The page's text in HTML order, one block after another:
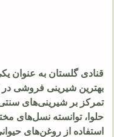
قنادی گلستان به عنوان
بهترین شیرینی فروشی
تمرکز بر شیرینی‌های سنتی
حلوا، توانسته نسل‌های
استفاده از روغن‌های